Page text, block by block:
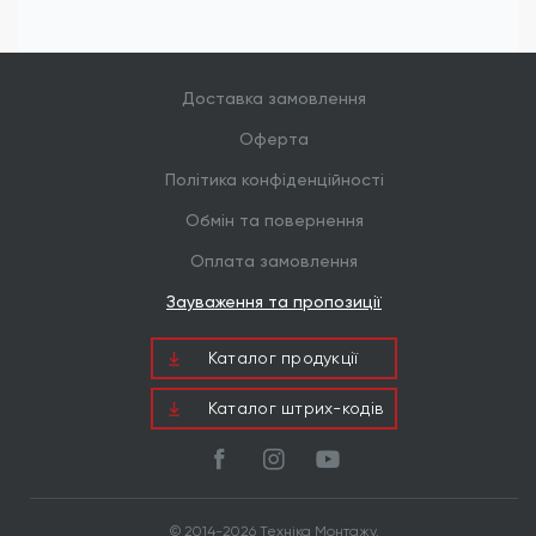
Доставка замовлення
Оферта
Політика конфіденційності
Обмін та повернення
Оплата замовлення
Зауваження та пропозиції
Каталог продукцiї
Каталог штрих-кодів
© 2014-2026 Техніка Монтажу.